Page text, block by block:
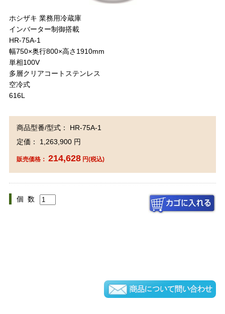
ホシザキ 業務用冷蔵庫
インバーター制御搭載
HR-75A-1
幅750×奥行800×高さ1910mm
単相100V
多層クリアコートステンレス
空冷式
616L
商品型番/型式： HR-75A-1
定価： 1,263,900 円
販売価格： 214,628円(税込)
個 数